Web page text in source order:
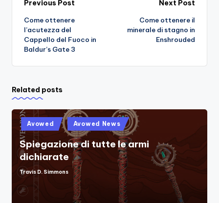
Post
navigation
Previous Post
Come ottenere
l’acutezza del
Cappello del Fuoco in
Baldur’s Gate 3
Next Post
Come ottenere il
minerale di stagno in
Enshrouded
Related posts
Posted
in
Avowed Avowed News
Spiegazione di tutte le armi
dichiarate
Posted
Travis D. Simmons